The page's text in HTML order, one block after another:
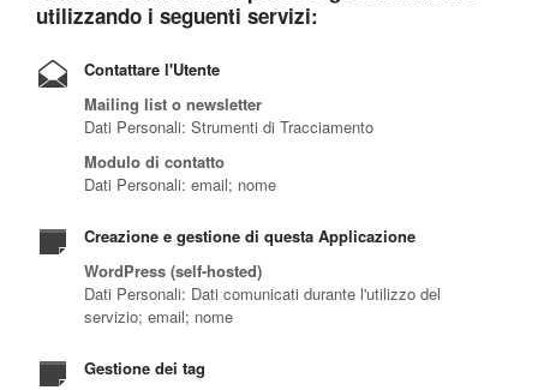
utilizzando i seguenti servizi:
Contattare l'Utente
Mailing list o newsletter
Dati Personali: Strumenti di Tracciamento
Modulo di contatto
Dati Personali: email; nome
Creazione e gestione di questa Applicazione
WordPress (self-hosted)
Dati Personali: Dati comunicati durante l'utilizzo del
servizio; email; nome
Gestione dei tag